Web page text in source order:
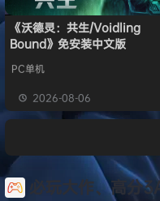
《沃德灵：共生/Voidling
Bound》免安装中文版
PC单机
2026-08-06
必玩大作、高分